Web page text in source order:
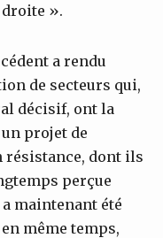
droite ».
a rendu
de secteurs qui,
décisif, ont la
projet de
résistance, dont ils
perçue
maintenant été
même temps,